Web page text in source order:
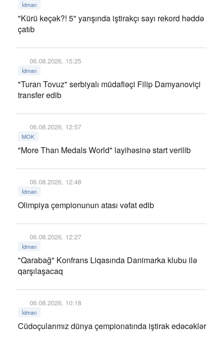
İdman
"Kürü keçək?! 5" yarışında iştirakçı sayı rekord həddə
çatıb
06.08.2026, 15:25
İdman
"Turan Tovuz" serbiyalı müdafiəçi Filip Damyanoviçi
transfer edib
06.08.2026, 12:57
MOK
"More Than Medals World" layihəsinə start verilib
06.08.2026, 12:48
İdman
Olimpiya çempionunun atası vəfat edib
06.08.2026, 12:27
İdman
"Qarabağ" Konfrans Liqasında Danimarka klubu ilə
qarşılaşacaq
06.08.2026, 10:18
İdman
Cüdoçularımız dünya çempionatında iştirak edəcəklər